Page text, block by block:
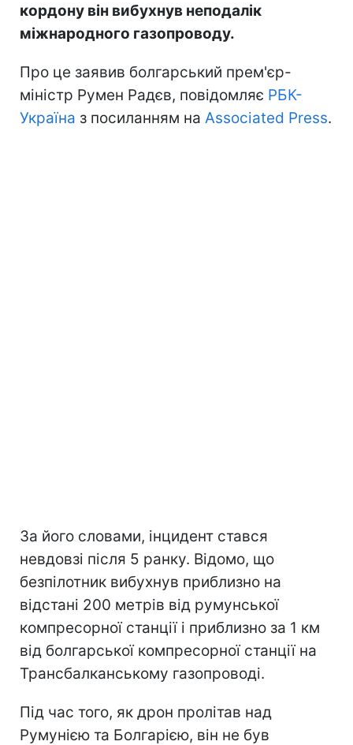
кордону він вибухнув неподалік
міжнародного газопроводу.
Про це заявив болгарський прем'єр-
міністр Румен Радєв, повідомляє РБК-
Україна з посиланням на Associated Press.
За його словами, інцидент стався
невдовзі після 5 ранку. Відомо, що
безпілотник вибухнув приблизно на
відстані 200 метрів від румунської
компресорної станції і приблизно за 1 км
від болгарської компресорної станції на
Трансбалканському газопроводі.
Під час того, як дрон пролітав над
Румунією та Болгарією, він не був